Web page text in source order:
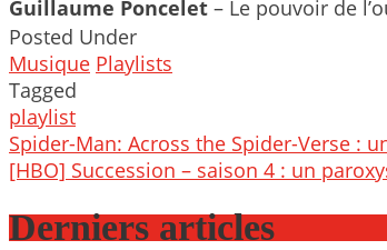
Guillaume Poncelet – Le pouvoir de
Posted Under
Musique Playlists
Tagged
playlist
Post
navigation
Spider-Man: Across the Spider-Verse :
[HBO] Succession – saison 4 : un
Derniers articles